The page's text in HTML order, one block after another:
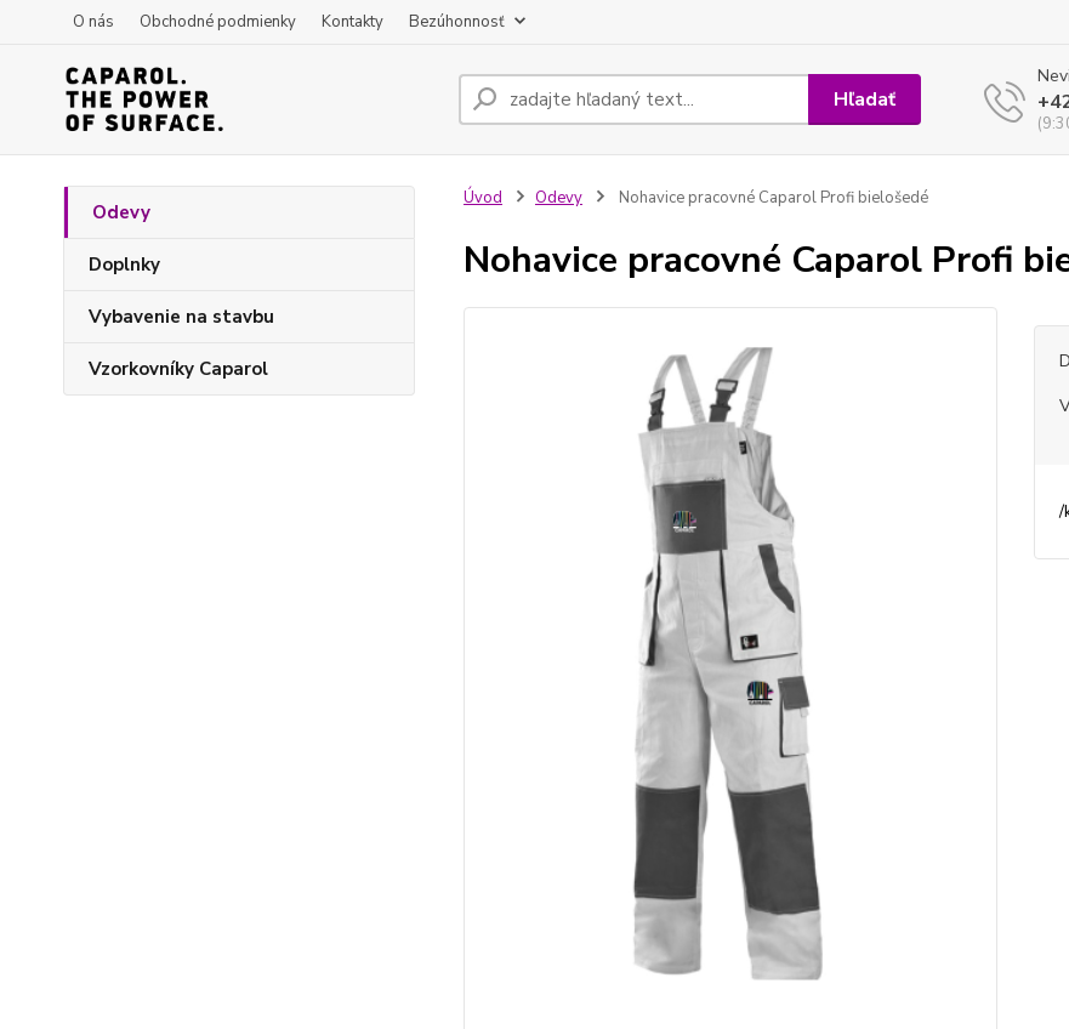
O nás Obchodné podmienky Kontakty Bezúhonnosť
Hľadať
Odevy
Doplnky
Vybavenie na stavbu
Vzorkovníky Caparol
Úvod Odevy Nohavice pracovné Caparol Profi bielošedé
Nohavice pracovné Caparol Profi
/